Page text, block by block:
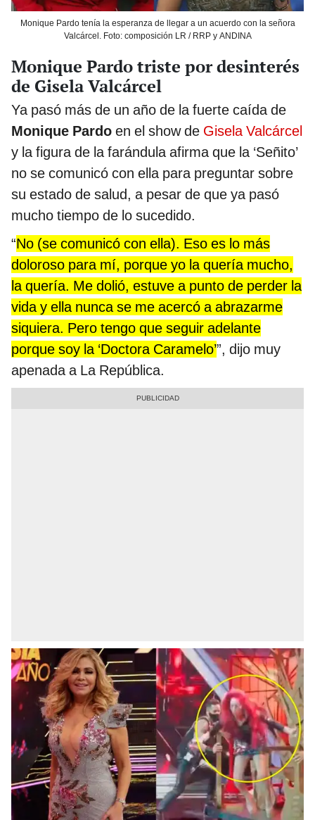
Monique Pardo tenía la esperanza de llegar a un acuerdo con la señora
Valcárcel. Foto: composición LR / RRP y ANDINA
Monique Pardo triste por desinterés
de Gisela Valcárcel
Ya pasó más de un año de la fuerte caída de
Monique Pardo en el show de Gisela Valcárcel
y la figura de la farándula afirma que la ‘Señito’
no se comunicó con ella para preguntar sobre
su estado de salud, a pesar de que ya pasó
mucho tiempo de lo sucedido.
“No (se comunicó con ella). Eso es lo más
doloroso para mí, porque yo la quería mucho,
la quería. Me dolió, estuve a punto de perder la
vida y ella nunca se me acercó a abrazarme
siquiera. Pero tengo que seguir adelante
porque soy la ‘Doctora Caramelo’”, dijo muy
apenada a La República.